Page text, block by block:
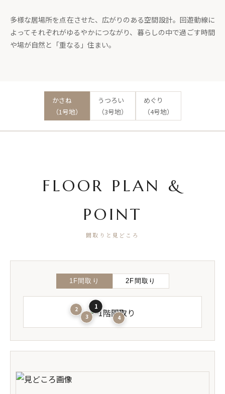
多様な居場所を点在させた、広がりのある空間設計。回遊動線に
よってそれぞれがゆるやかにつながり、暮らしの中で過ごす時間
や場が自然と「重なる」住まい。
かさね
（1号地）
うつろい
（3号地）
めぐり
（4号地）
FLOOR PLAN &
POINT
間取りと見どころ
1F間取り 2F間取り
1
2
3
4